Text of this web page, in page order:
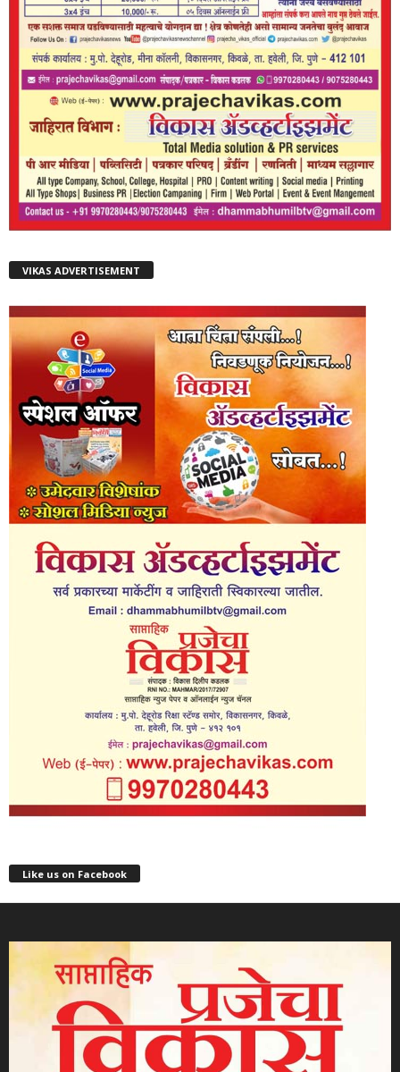
VIKAS ADVERTISEMENT
Like us on Facebook